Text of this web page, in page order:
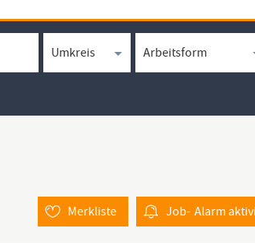
Job- Alarm
Merkliste